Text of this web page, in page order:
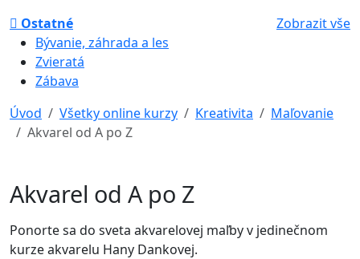
Ostatné
Zobrazit vše
Bývanie, záhrada a les
Zvieratá
Zábava
Úvod
Všetky online kurzy Kreativita
Maľovanie
Akvarel od A po Z
Akvarel od A po Z
Ponorte sa do sveta akvarelovej maľby v jedinečnom
kurze akvarelu Hany Dankovej.